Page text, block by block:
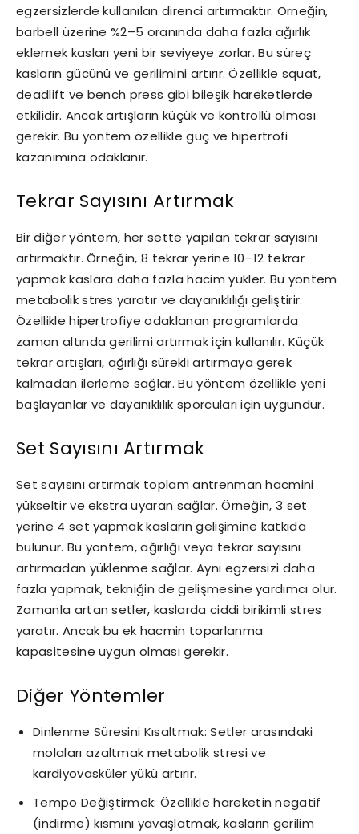
egzersizlerde kullanılan direnci artırmaktır. Örneğin,
barbell üzerine %2–5 oranında daha fazla ağırlık
eklemek kasları yeni bir seviyeye zorlar. Bu süreç
kasların gücünü ve gerilimini artırır. Özellikle squat,
deadlift ve bench press gibi bileşik hareketlerde
etkilidir. Ancak artışların küçük ve kontrollü olması
gerekir. Bu yöntem özellikle güç ve hipertrofi
kazanımına odaklanır.
Tekrar Sayısını Artırmak
Bir diğer yöntem, her sette yapılan tekrar sayısını
artırmaktır. Örneğin, 8 tekrar yerine 10–12 tekrar
yapmak kaslara daha fazla hacim yükler. Bu yöntem
metabolik stres yaratır ve dayanıklılığı geliştirir.
Özellikle hipertrofiye odaklanan programlarda
zaman altında gerilimi artırmak için kullanılır. Küçük
tekrar artışları, ağırlığı sürekli artırmaya gerek
kalmadan ilerleme sağlar. Bu yöntem özellikle yeni
başlayanlar ve dayanıklılık sporcuları için uygundur.
Set Sayısını Artırmak
Set sayısını artırmak toplam antrenman hacmini
yükseltir ve ekstra uyaran sağlar. Örneğin, 3 set
yerine 4 set yapmak kasların gelişimine katkıda
bulunur. Bu yöntem, ağırlığı veya tekrar sayısını
artırmadan yüklenme sağlar. Aynı egzersizi daha
fazla yapmak, tekniğin de gelişmesine yardımcı olur.
Zamanla artan setler, kaslarda ciddi birikimli stres
yaratır. Ancak bu ek hacmin toparlanma
kapasitesine uygun olması gerekir.
Diğer Yöntemler
Dinlenme Süresini Kısaltmak: Setler arasındaki
molaları azaltmak metabolik stresi ve
kardiyovasküler yükü artırır.
Tempo Değiştirmek: Özellikle hareketin negatif
(indirme) kısmını yavaşlatmak, kasların gerilim